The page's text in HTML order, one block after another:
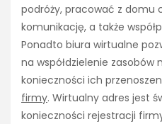
podróży, pracować z domu
komunikację, a także
Ponadto biura wirtualne
na współdzielenie zasobów
konieczności ich
firmy. Wirtualny adres jest
konieczności rejestracji